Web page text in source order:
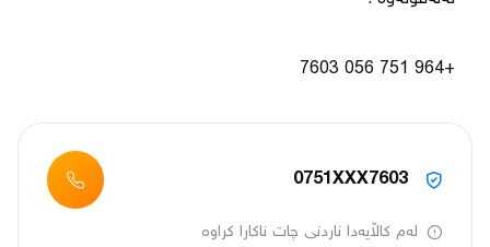
+964 751 056 7603
0751XXX7603
لەم کاڵایەدا ناردنی چات ناکارا کراوە